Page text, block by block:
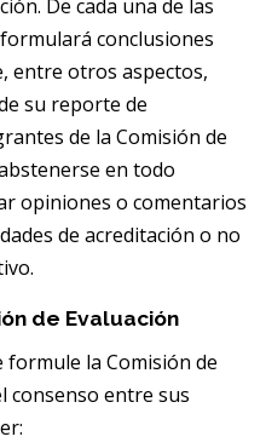
De cada una de las
conclusiones
entre otros aspectos,
su reporte de
de la Comisión de
en todo
opiniones o comentarios
de acreditación o no
de Evaluación
formule la Comisión de
consenso entre sus